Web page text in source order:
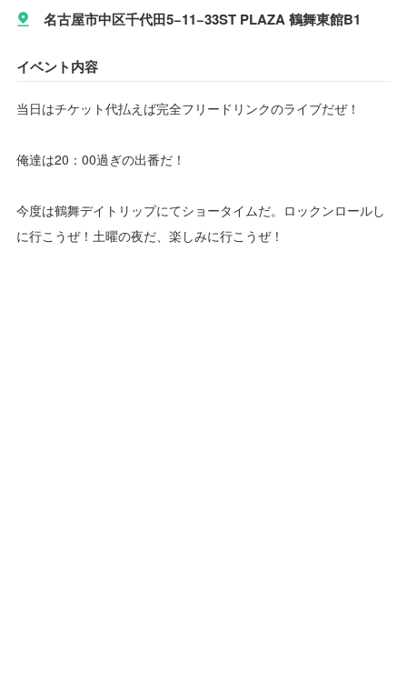
名古屋市中区千代田5−11−33ST PLAZA 鶴舞東館B1
イベント内容
当日はチケット代払えば完全フリードリンクのライブだぜ！
俺達は20：00過ぎの出番だ！
今度は鶴舞デイトリップにてショータイムだ。ロックンロールし
に行こうぜ！土曜の夜だ、楽しみに行こうぜ！